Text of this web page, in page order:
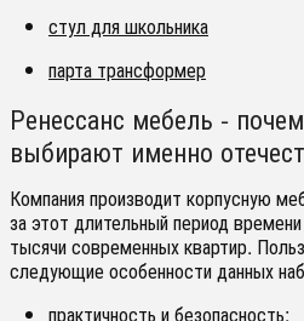
стул для школьника
парта трансформер
Ренессанс мебель -
выбирают именно
Компания производит корпусную
за этот длительный период
тысячи современных квартир.
следующие особенности данных
практичность и безопасность;